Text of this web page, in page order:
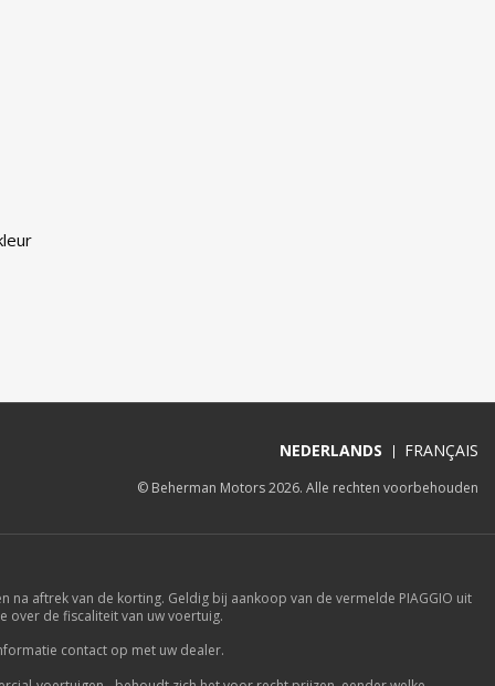
NEDERLANDS FRANÇAIS
© Beherman Motors 2026. Alle rechten voorbehouden
na aftrek van de korting. Geldig bij aankoop van de vermelde PIAGGIO uit
over de fiscaliteit van uw voertuig.
contact op met uw dealer.